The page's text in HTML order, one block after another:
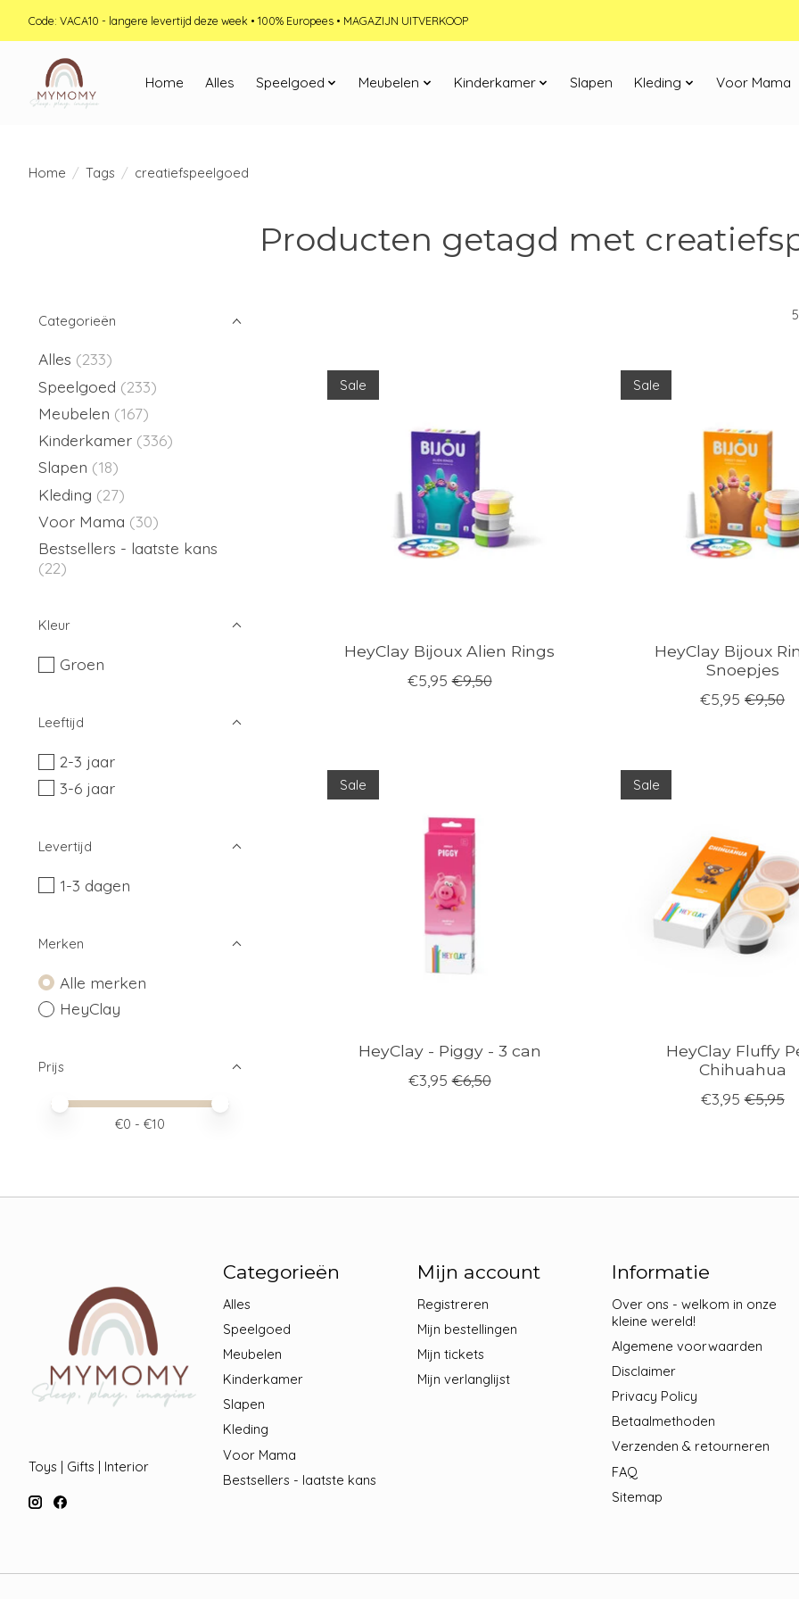
Code: VACA10 - langere levertijd deze week • 100% Europees • MAGAZIJN UITVERKOOP
Home Alles Speelgoed Meubelen Kinderkamer Slapen Kleding Voor Mama
Home / Tags / creatiefspeelgoed
Producten getagd met
Categorieën
Alles (233)
Speelgoed (233)
Meubelen (167)
Kinderkamer (336)
Slapen (18)
Kleding (27)
Voor Mama (30)
Bestsellers - laatste kans
(22)
Kleur
Groen
Leeftijd
2-3 jaar
3-6 jaar
Levertijd
1-3 dagen
Merken
Alle merken
HeyClay
Prijs
Minimale prijswaarde
Price maximum value
€0 - €10
Sale
HeyClay Bijoux Alien Rings
€5,95 €9,50
Sale
HeyClay Bijoux
Snoepjes
€5,95 €9,50
Sale
HeyClay - Piggy - 3 can
€3,95 €6,50
Sale
HeyClay Fluffy
Chihuahua
€3,95 €5,95
Toys | Gifts | Interior
Categorieën
Alles
Speelgoed
Meubelen
Kinderkamer
Slapen
Kleding
Voor Mama
Bestsellers - laatste kans
Mijn account
Registreren
Mijn bestellingen
Mijn tickets
Mijn verlanglijst
Informatie
Over ons - welkom in onze
kleine wereld!
Algemene voorwaarden
Disclaimer
Privacy Policy
Betaalmethoden
Verzenden & retourneren
FAQ
Sitemap